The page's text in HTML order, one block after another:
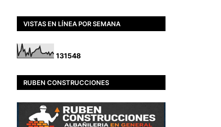
VISTAS EN LÍNEA POR SEMANA
131548
RUBEN CONSTRUCCIONES